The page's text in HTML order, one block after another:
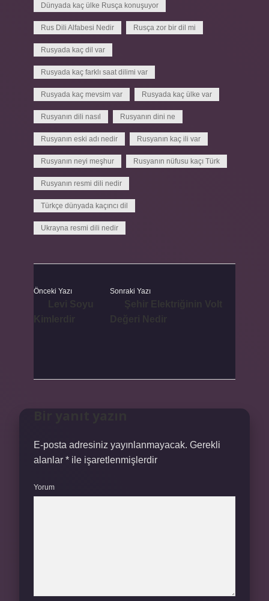
Dünyada kaç ülke Rusça konuşuyor
Rus Dili Alfabesi Nedir Rusça zor bir dil mi
Rusyada kaç dil var
Rusyada kaç farklı saat dilimi var
Rusyada kaç mevsim var Rusyada kaç ülke var
Rusyanın dili nasıl Rusyanın dini ne
Rusyanın eski adı nedir Rusyanın kaç ili var
Rusyanın neyi meşhur Rusyanın nüfusu kaçı Türk
Rusyanın resmi dili nedir
Türkçe dünyada kaçıncı dil
Ukrayna resmi dili nedir
Önceki Yazı Sonraki Yazı
E-posta adresiniz yayınlanmayacak. Gerekli
alanlar * ile işaretlenmişlerdir
Yorum